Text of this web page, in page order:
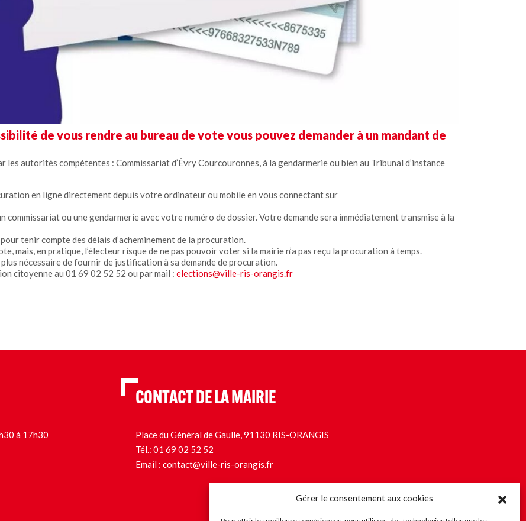
Gérer le consentement aux cookies
de vous rendre au bureau de vote vous pouvez demander à un mandant de
autorités compétentes : Commissariat d’Évry Courcouronnes, à la gendarmerie ou bien au Tribunal d’instance
en ligne directement depuis votre ordinateur ou mobile en vous connectant sur
ou une gendarmerie avec votre numéro de dossier. Votre demande sera immédiatement transmise à la
tenir compte des délais d’acheminement de la procuration.
mais, en pratique, l’électeur risque de ne pas pouvoir voter si la mairie n’a pas reçu la procuration à temps.
nécessaire de fournir de justification à sa demande de procuration.
citoyenne au 01 69 02 52 52 ou par mail : elections@ville-ris-orangis.fr
à 17h30
CONTACT DE LA MAIRIE
Place du Général de Gaulle, 91130 RIS-ORANGIS
Tél.: 01 69 02 52 52
Email : contact@ville-ris-orangis.fr